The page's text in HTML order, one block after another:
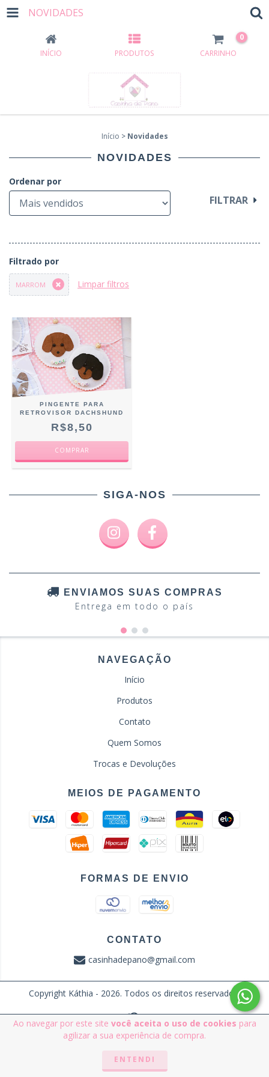
NOVIDADES
INÍCIO PRODUTOS CARRINHO
0
Ao navegar por este site você aceita o uso de cookies para
agilizar a sua experiência de compra.
ENTENDI
Início > Novidades
NOVIDADES
Ordenar por
FILTRAR
Filtrado por
MARROM Limpar filtros
PINGENTE PARA
RETROVISOR DACHSHUND
R$8,50
COMPRAR
SIGA-NOS
ENVIAMOS SUAS COMPRAS
Entrega em todo o país
NAVEGAÇÃO
Início
Produtos
Contato
Quem Somos
Trocas e Devoluções
MEIOS DE PAGAMENTO
FORMAS DE ENVIO
CONTATO
casinhadepano@gmail.com
Copyright Káthia - 2026. Todos os direitos reservados.